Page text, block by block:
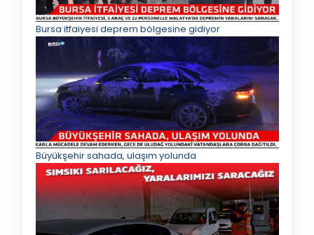
Bursa itfaiyesi deprem bölgesine gidiyor
Büyükşehir sahada, ulaşım yolunda